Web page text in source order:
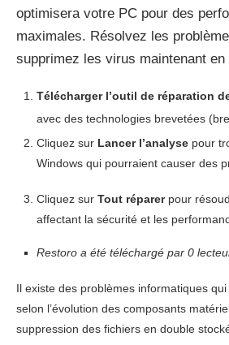
optimisera votre PC pour des
maximales. Résolvez les
supprimez les virus maintenant
Télécharger l’outil de réparation
avec des technologies brevetées
Cliquez sur Lancer l’analyse pour
Windows qui pourraient causer des
Cliquez sur Tout réparerpour
affectant la sécurité et les
Restoro a été téléchargé par 0
Il existe des problèmes informatiques
selon l’évolution des composants
suppression des fichiers en double